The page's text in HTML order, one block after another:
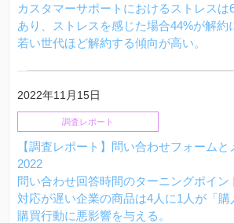
カスタマーサポートにおけるストレス
あり、ストレスを感じた場合44%が解約
若い世代ほど解約する傾向が高い。
2022年11月15日
調査レポート
【調査レポート】問い合わせフォーム
2022
問い合わせ回答時間のターニングポイン
対応が遅い企業の商品は4人に1人が「購
購買行動に悪影響を与える。